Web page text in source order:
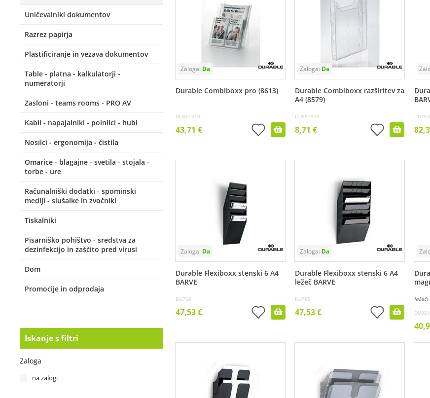
Uničevalniki dokumentov
Razrez papirja
Plastificiranje in vezava dokumentov
Table - platna - kalkulatorji -
numeratorji
Zasloni - teams rooms - PRO AV
Kabli - napajalniki - polnilci - hubi
Nosilci - ergonomija - čistila
Omarice - blagajne - svetila - stojala -
torbe - ure
Računalniški dodatki - spominski
mediji - slušalke in zvočniki
Tiskalniki
Pisarniško pohištvo - sredstva za
dezinfekcijo in zaščito pred virusi
Dom
Promocije in odprodaja
Iskanje s filtri
Zaloga
na zalogi
Durable Combiboxx pro (8613)
DU861319
43,71 €
Durable Combiboxx razširitev za
A4 (8579)
DU857919
8,71 €
DU763
Durable Flexiboxx stenski 6 A4
BARVE
DU760
47,53 €
Durable Flexiboxx stenski 6 A4
ležeč BARVE
DU785
47,53 €
ležeči